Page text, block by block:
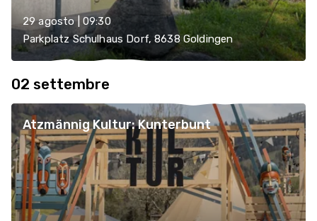
29 agosto | 09:30
Parkplatz Schulhaus Dorf, 8638 Goldingen
02 settembre
Atzmännig Kultur: Kunterbunt